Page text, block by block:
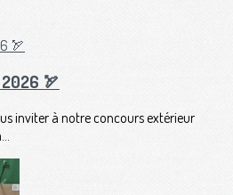
🏹
inviter à notre concours extérieur